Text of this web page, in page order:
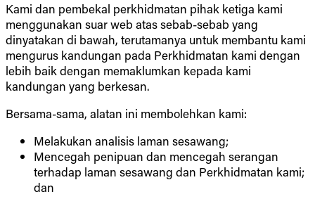
Kami dan pembekal perkhidmatan pihak ketiga kami
menggunakan suar web atas sebab-sebab yang
dinyatakan di bawah, terutamanya untuk membantu kami
mengurus kandungan pada Perkhidmatan kami dengan
lebih baik dengan memaklumkan kepada kami
kandungan yang berkesan.
Bersama-sama, alatan ini membolehkan kami:
Melakukan analisis laman sesawang;
Mencegah penipuan dan mencegah serangan
terhadap laman sesawang dan Perkhidmatan kami;
dan